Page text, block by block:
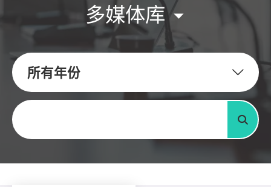
多媒体库
所有年份
关键字
搜寻